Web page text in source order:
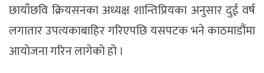
छायाँछवि क्रियसनका अध्यक्ष शान्तिप्रियका अनुसार दुई वर्ष
लगातार उपत्यकाबाहिर गरिएपछि यसपटक भने काठमाडौंमा
आयोजना गरिन लागेको हो ।